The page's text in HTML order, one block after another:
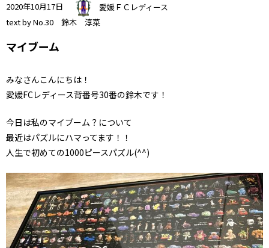
2020年10月17日
愛媛ＦＣレディース
text by No.30 鈴木 淳菜
マイブーム
みなさんこんにちは！
愛媛FCレディース背番号30番の鈴木です！
今日は私のマイブーム？について
最近はパズルにハマってます！！
人生で初めての1000ピースパズル(^^)